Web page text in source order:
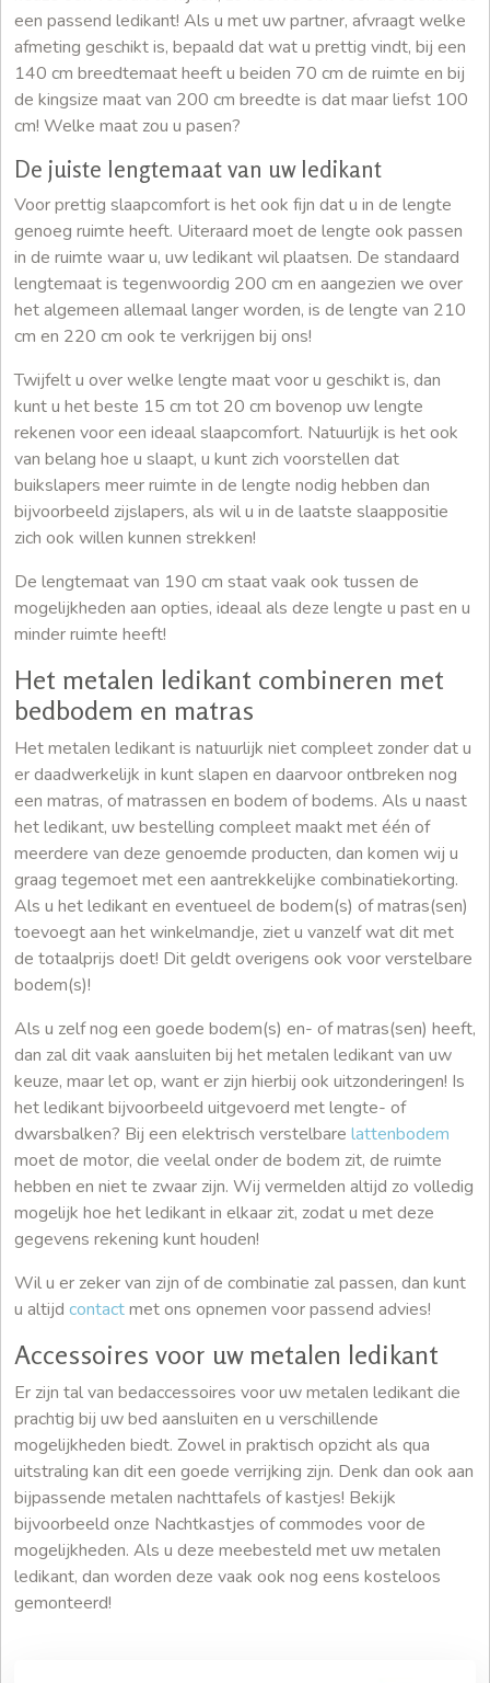
een passend ledikant! Als u met uw partner, afvraagt welke
afmeting geschikt is, bepaald dat wat u prettig vindt, bij een
140 cm breedtemaat heeft u beiden 70 cm de ruimte en bij
de kingsize maat van 200 cm breedte is dat maar liefst 100
cm! Welke maat zou u pasen?
De juiste lengtemaat van uw ledikant
Voor prettig slaapcomfort is het ook fijn dat u in de lengte
genoeg ruimte heeft. Uiteraard moet de lengte ook passen
in de ruimte waar u, uw ledikant wil plaatsen. De standaard
lengtemaat is tegenwoordig 200 cm en aangezien we over
het algemeen allemaal langer worden, is de lengte van 210
cm en 220 cm ook te verkrijgen bij ons!
Twijfelt u over welke lengte maat voor u geschikt is, dan
kunt u het beste 15 cm tot 20 cm bovenop uw lengte
rekenen voor een ideaal slaapcomfort. Natuurlijk is het ook
van belang hoe u slaapt, u kunt zich voorstellen dat
buikslapers meer ruimte in de lengte nodig hebben dan
bijvoorbeeld zijslapers, als wil u in de laatste slaappositie
zich ook willen kunnen strekken!
De lengtemaat van 190 cm staat vaak ook tussen de
mogelijkheden aan opties, ideaal als deze lengte u past en u
minder ruimte heeft!
Het metalen ledikant combineren met
bedbodem en matras
Het metalen ledikant is natuurlijk niet compleet zonder dat u
er daadwerkelijk in kunt slapen en daarvoor ontbreken nog
een matras, of matrassen en bodem of bodems. Als u naast
het ledikant, uw bestelling compleet maakt met één of
meerdere van deze genoemde producten, dan komen wij u
graag tegemoet met een aantrekkelijke combinatiekorting.
Als u het ledikant en eventueel de bodem(s) of matras(sen)
toevoegt aan het winkelmandje, ziet u vanzelf wat dit met
de totaalprijs doet! Dit geldt overigens ook voor verstelbare
bodem(s)!
Als u zelf nog een goede bodem(s) en- of matras(sen) heeft,
dan zal dit vaak aansluiten bij het metalen ledikant van uw
keuze, maar let op, want er zijn hierbij ook uitzonderingen! Is
het ledikant bijvoorbeeld uitgevoerd met lengte- of
dwarsbalken? Bij een elektrisch verstelbare lattenbodem
moet de motor, die veelal onder de bodem zit, de ruimte
hebben en niet te zwaar zijn. Wij vermelden altijd zo volledig
mogelijk hoe het ledikant in elkaar zit, zodat u met deze
gegevens rekening kunt houden!
Wil u er zeker van zijn of de combinatie zal passen, dan kunt
u altijd contactmet ons opnemen voor passend advies!
Accessoires voor uw metalen ledikant
Er zijn tal van bedaccessoires voor uw metalen ledikant die
prachtig bij uw bed aansluiten en u verschillende
mogelijkheden biedt. Zowel in praktisch opzicht als qua
uitstraling kan dit een goede verrijking zijn. Denk dan ook aan
bijpassende metalen nachttafels of kastjes! Bekijk
bijvoorbeeld onze Nachtkastjes of commodes voor de
mogelijkheden. Als u deze meebesteld met uw metalen
ledikant, dan worden deze vaak ook nog eens kosteloos
gemonteerd!